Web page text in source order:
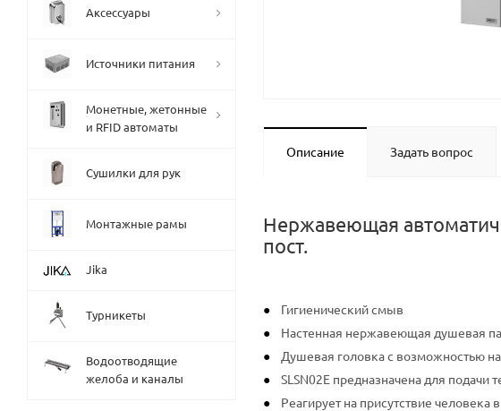
Описание Задать вопрос
Нержавеющая
пост.
Гигиенический смыв
Настенная нержавеющая душевая
Душевая головка с возможностью
SLSN02E предназначена для
Реагирует на присутствие
Аксессуары
Источники питания
Монетные, жетонные
и RFID автоматы
Сушилки для рук
Монтажные рамы
Jika
Турникеты
Водоотводящие
желоба и каналы